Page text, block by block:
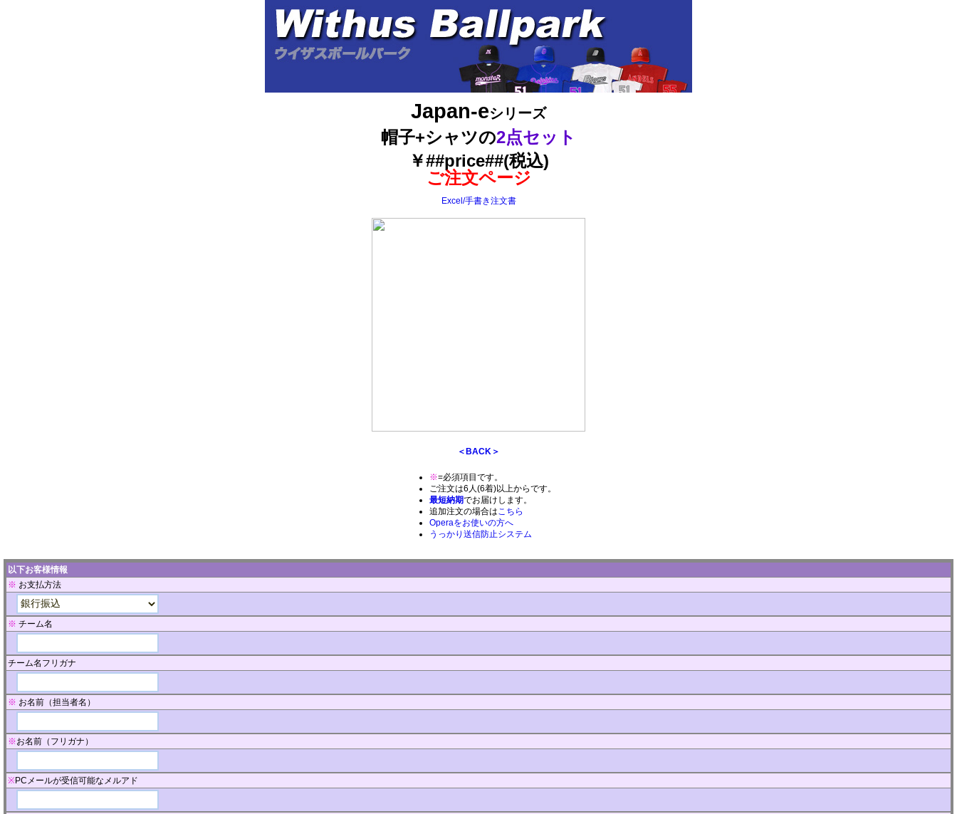
Japan-eシリーズ
帽子+シャツの2点セット
￥##price##(税込)
ご注文ページ
Excel/手書き注文書
＜BACK＞
※=必須項目です。
ご注文は6人(6着)以上からです。
最短納期でお届けします。
追加注文の場合はこちら
Operaをお使いの方へ
うっかり送信防止システム
以下お客様情報
※ お支払方法
※ チーム名
チーム名フリガナ
※ お名前（担当者名）
※お名前（フリガナ）
※PCメールが受信可能なメルアド